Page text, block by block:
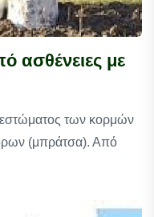
ασθένειες με
των κορμών
(μπράτσα). Από